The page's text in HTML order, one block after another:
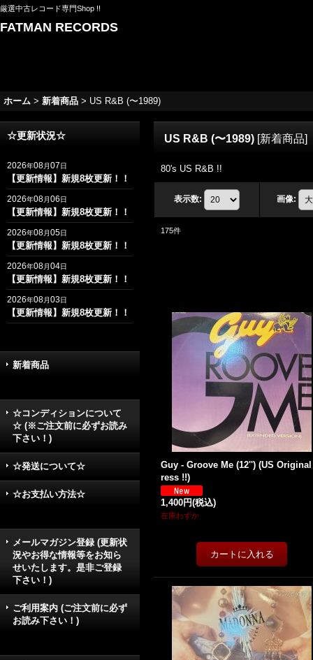
厳選中古レコード専門Shop !!
FATMAN RECORDS
ホーム > 新着商品 > US R&B (〜1989)
☆更新状況☆
2026年08月07日
【更新情報】新規8枚更新！！
2026年08月06日
【更新情報】新規8枚更新！！
2026年08月05日
【更新情報】新規8枚更新！！
2026年08月04日
【更新情報】新規8枚更新！！
2026年08月03日
【更新情報】新規8枚更新！！
新着商品
☆コンディションについて
☆ (※ご注文前に必ずお読み
下さい！)
☆発送について☆
☆お支払い方法☆
メールマガジン登録 (更新状
況やお得な情報等をお知ら
せいたします。是非ご登録
下さい！)
ご利用案内 (ご注文前に必ず
お読み下さい！)
US R&B (〜1989) [新着商品]
80's US R&B !!
表示数: 画像:
175件
Guy - Groove Me (12'') (US
ress !!)
1,400円(税込)
在庫わずか